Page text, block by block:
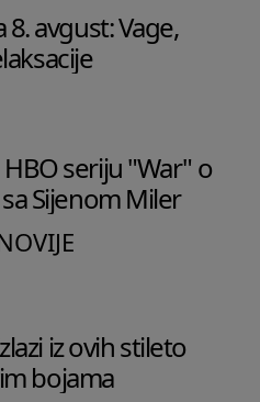
avgust: Vage,
seriju "War" o
Sijenom Miler
iz ovih stileto
bojama